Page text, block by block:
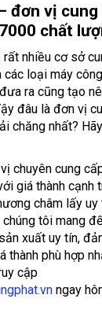
đơn vị cung
chất
nhiều cơ sở
loại máy
ra cũng tạo
đâu là đơn vị
chăng nhất?
chuyên cung
giá thành cạnh
châm lấy
tôi mang
xuất uy tín,
thành phù hợp
cập
ngay